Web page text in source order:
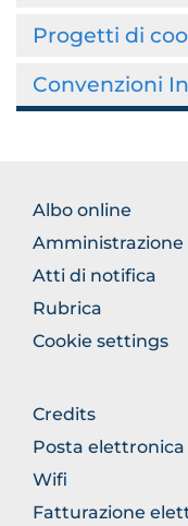
Progetti di
Convenzioni
FOOTER
NORMATIVA
Albo online
Amministrazione
Atti di notifica
Rubrica
Cookie settings
FOOTER
GENERICO
Credits
Posta elettronica
Wifi
Fatturazione